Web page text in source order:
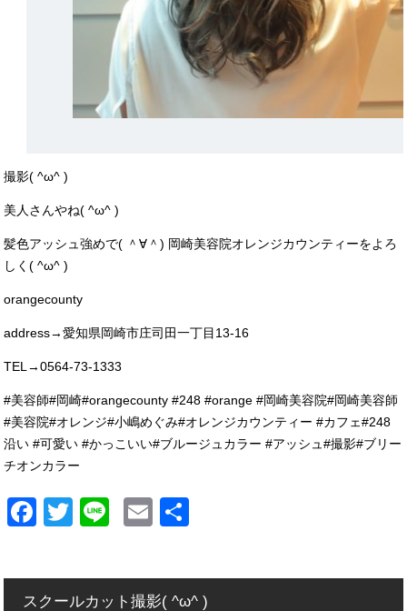
撮影( ^ω^ )
美人さんやね( ^ω^ )
髪色アッシュ強めで( ＾∀＾) 岡崎美容院オレンジカウンティーをよろ
しく( ^ω^ )
orangecounty
address→愛知県岡崎市庄司田一丁目13-16
TEL→0564-73-1333
#美容師#岡崎#orangecounty #248 #orange #岡崎美容院#岡崎美容師
#美容院#オレンジ#小嶋めぐみ#オレンジカウンティー #カフェ#248
沿い #可愛い #かっこいい#ブルージュカラー #アッシュ#撮影#ブリー
チオンカラー
Facebook
Twitter
LineEmail
スクールカット撮影( ^ω^ )